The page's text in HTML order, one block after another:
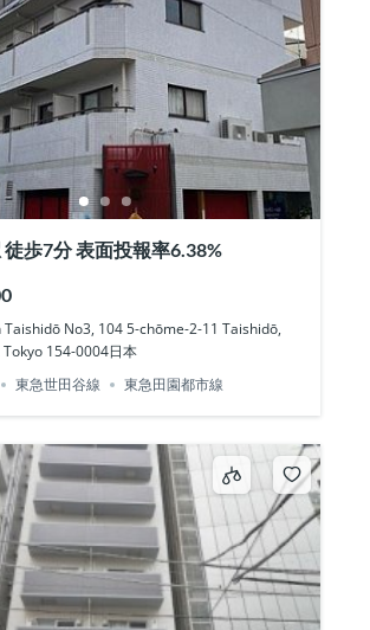
歩7分 表面投報率6.38%
Taishidō No3, 104 5-chōme-2-11 Taishidō,
154-0004日本
東急世田谷線 東急田園都市線